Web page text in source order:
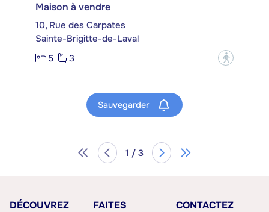
Maison à vendre
10, Rue des Carpates
Sainte-Brigitte-de-Laval
5
3 ?
Sauvegarder
1 / 3
DÉCOUVREZ
FAITES
CONTACTEZ